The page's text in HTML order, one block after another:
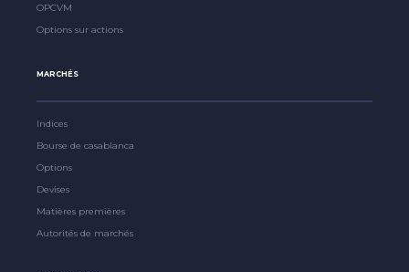
OPCVM
Options sur actions
MARCHÉS
Indices
Bourse de casablanca
Options
Devises
Matières premières
Autorités de marchés